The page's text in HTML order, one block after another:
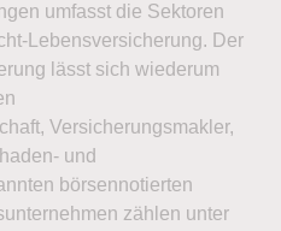
umfasst die Sektoren
Lebensversicherung. Der
lässt sich wiederum
Versicherungsmakler,
und
börsennotierten
zählen unter